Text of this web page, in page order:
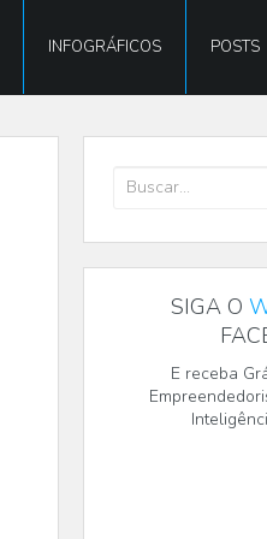
INFOGRÁFICOS POSTS
SIGA O
E receba